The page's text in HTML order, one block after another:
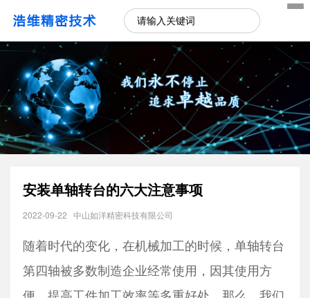
安装单轴转台的六大注意事项
2022-09-22 中山如洋精密科技有限公司
随着时代的变化，在机械加工的时候， 单轴转台
第四轴被多数制造企业经常使用，因其使用方
便，提高工件加工效率等多重好处，那么，我们